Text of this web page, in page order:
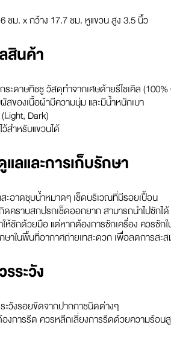
ซม. x กว้าง 17.7 ซม. หูแขวน สูง 3.5 นิ้ว
สินค้า
ระดาษทิชชู วัสดุทำจากเศษด้ายรีไซเคิล
สของเนื้อผ้ามีความนุ่ม และมีน้ำหนักเบา
Dark)
สำหรับแขวนได้
ลและการเก็บรักษา
ะอาดชุบน้ำหมาดๆ เช็ดบริเวณที่มีรอยเปื้อน
ดคราบสกปรกเช็ดออกยาก สามารถนำไปซักได้
ให้ซักด้วยมือ แต่หากต้องการซักเครื่อง ควรซั
ษาในพื้นที่อากาศถ่ายเทสะดวก เพื่อลดการสะ
ระวัง
ะวังรอยขีดจากปากกาชนิดต่างๆ
งการรีด ควรหลีกเลี่ยงการรีดด้วยความร้อน